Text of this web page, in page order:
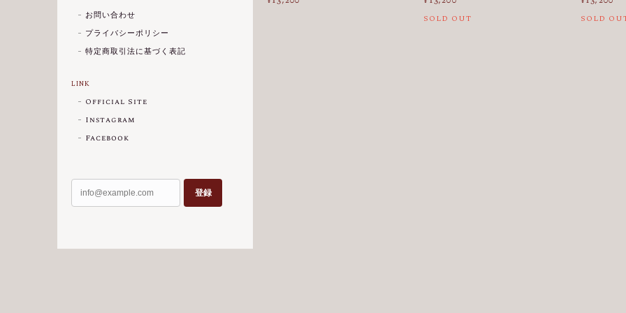
SOLD OUT SOLD
お問い合わせ
プライバシーポリシー
特定商取引法に基づく表記
LINK
Official Site
Instagram
Facebook
登録